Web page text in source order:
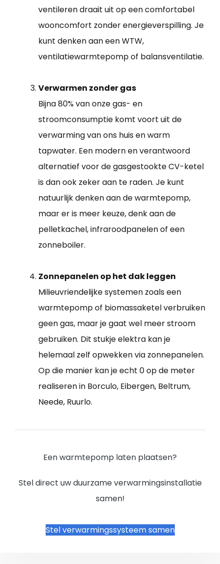
ventileren draait uit op een comfortabel
wooncomfort zonder energieverspilling. Je
kunt denken aan een WTW,
ventilatiewarmtepomp of balansventilatie.
Verwarmen zonder gas
Bijna 80% van onze gas- en
stroomconsumptie komt voort uit de
verwarming van ons huis en warm
tapwater. Een modern en verantwoord
alternatief voor de gasgestookte CV-ketel
is dan ook zeker aan te raden. Je kunt
natuurlijk denken aan de warmtepomp,
maar er is meer keuze, denk aan de
pelletkachel, infraroodpanelen of een
zonneboiler.
Zonnepanelen op het dak leggen
Milieuvriendelijke systemen zoals een
warmtepomp of biomassaketel verbruiken
geen gas, maar je gaat wel meer stroom
gebruiken. Dit stukje elektra kan je
helemaal zelf opwekken via zonnepanelen.
Op die manier kan je echt 0 op de meter
realiseren in Borculo, Eibergen, Beltrum,
Neede, Ruurlo.
Een warmtepomp laten plaatsen?
Stel direct uw duurzame verwarmingsinstallatie
samen!
Stel verwarmingssysteem samen